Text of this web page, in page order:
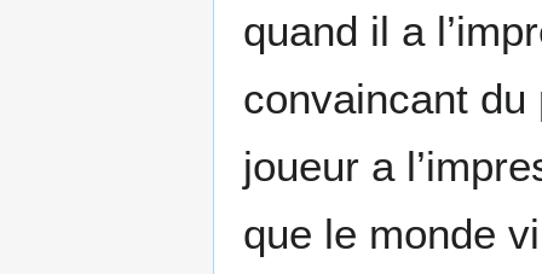
quand il a
convaincant
joueur a
que le monde